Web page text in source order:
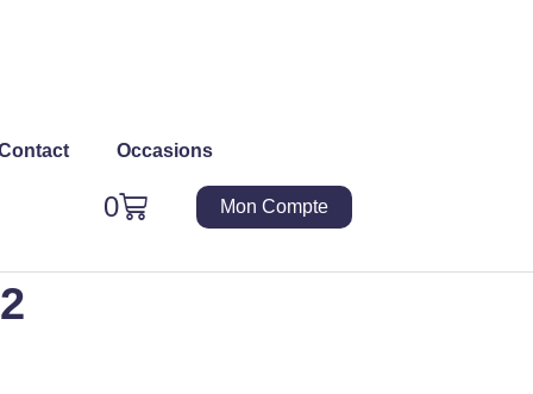
Occasions
0
Panier Mon Compte